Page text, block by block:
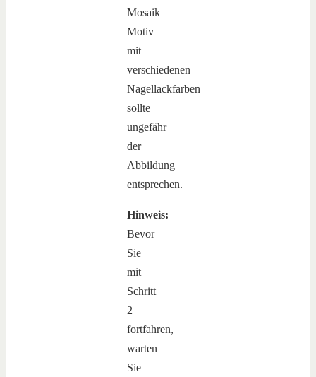
Mosaik
Motiv
mit
verschiedenen
Nagellackfarben
sollte
ungefähr
der
Abbildung
entsprechen.
Hinweis:
Bevor
Sie
mit
Schritt
2
fortfahren,
warten
Sie